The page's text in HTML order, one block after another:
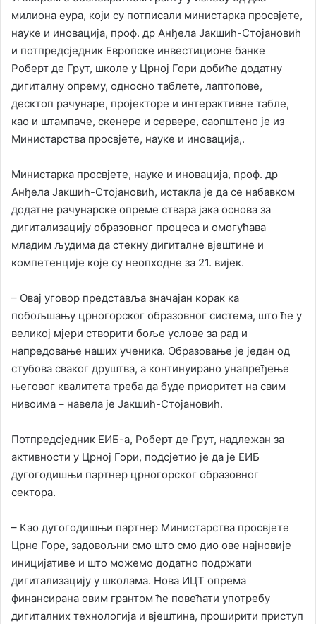
милиона еура, који су потписали министарка просвјете,
науке и иновација, проф. др Анђела Јакшић-Стојановић
и потпредсједник Европске инвестиционе банке
Роберт де Грут, школе у Црној Гори добиће додатну
дигиталну опрему, односно таблете, лаптопове,
десктоп рачунаре, пројекторе и интерактивне табле,
као и штампаче, скенере и сервере, саопштено је из
Министарства просвјете, науке и иновација,.
Министарка просвјете, науке и иновација, проф. др
Анђела Јакшић-Стојановић, истакла је да се набавком
додатне рачунарске опреме ствара јака основа за
дигитализацију образовног процеса и омогућава
младим људима да стекну дигиталне вјештине и
компетенције које су неопходне за 21. вијек.
– Овај уговор представља значајан корак ка
побољшању црногорског образовног система, што ће у
великој мјери створити боље услове за рад и
напредовање наших ученика. Образовање је један од
стубова сваког друштва, а континуирано унапређење
његовог квалитета треба да буде приоритет на свим
нивоима – навела је Јакшић-Стојановић.
Потпредсједник ЕИБ-а, Роберт де Грут, надлежан за
активности у Црној Гори, подсјетио је да је ЕИБ
дугогодишњи партнер црногорског образовног
сектора.
– Као дугогодишњи партнер Министарства просвјете
Црне Горе, задовољни смо што смо дио ове најновије
иницијативе и што можемо додатно подржати
дигитализацију у школама. Нова ИЦТ опрема
финансирана овим грантом ће повећати употребу
дигиталних технологија и вјештина, проширити приступ